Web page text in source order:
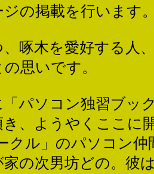
の掲載を行います
啄木を愛好する人
思いです。
パソコン独習ブッ
、ようやくここに
ル」のパソコン仲
の次男坊どの。彼